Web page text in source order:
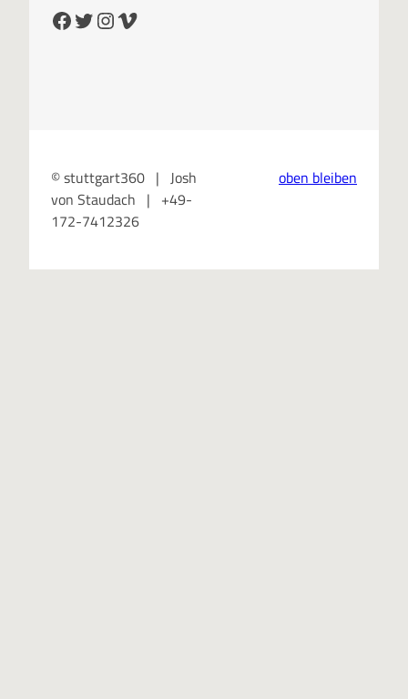
Facebook Twitter InstagramVimeo
© stuttgart360 | Josh
von Staudach | +49-
172-7412326
oben bleiben